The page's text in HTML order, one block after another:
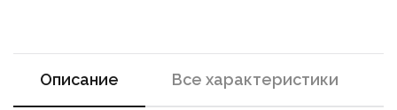
Описание Все характеристики